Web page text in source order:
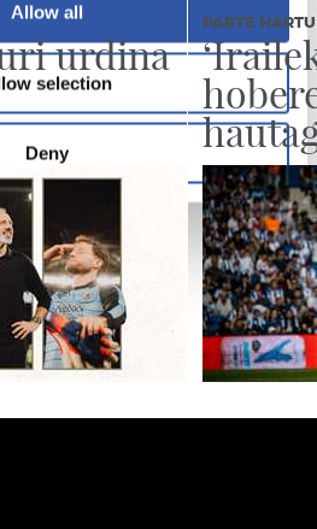
Allow all
selection
Deny
urdina
PARTE HARTU